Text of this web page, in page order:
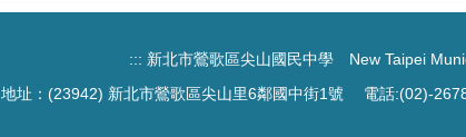
::: 新北市鶯歌區尖山國民中學 New Taipei
地址：(23942) 新北市鶯歌區尖山里6鄰國中街1號 電話:(02)-